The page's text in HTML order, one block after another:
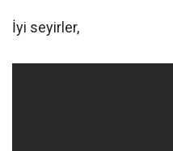
İyi seyirler,